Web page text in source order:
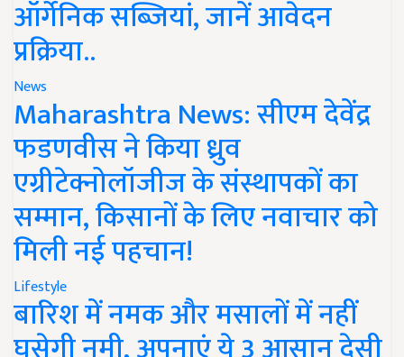
ऑर्गेनिक सब्जियां, जानें आवेदन
प्रक्रिया..
News
Maharashtra News: सीएम देवेंद्र
फडणवीस ने किया ध्रुव
एग्रीटेक्नोलॉजीज के संस्थापकों का
सम्मान, किसानों के लिए नवाचार को
मिली नई पहचान!
Lifestyle
बारिश में नमक और मसालों में नहीं